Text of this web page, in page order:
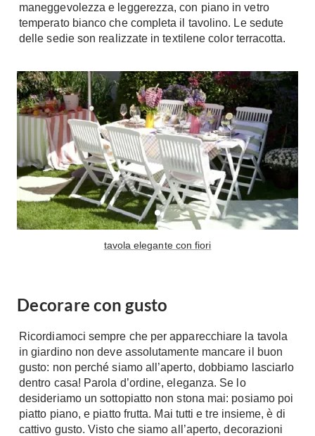
Giardino
Arredo giardino
Gazebo
Fai da te in giardino
Il fai da te in bagno
Bricolage
maneggevolezza e leggerezza, con piano in vetro
temperato bianco che completa il tavolino. Le sedute
delle sedie son realizzate in textilene color terracotta.
tavola elegante con fiori
Decorare con gusto
Ricordiamoci sempre che per apparecchiare la tavola
in giardino non deve assolutamente mancare il buon
gusto: non perché siamo all’aperto, dobbiamo lasciarlo
dentro casa! Parola d’ordine, eleganza. Se lo
desideriamo un sottopiatto non stona mai: posiamo poi
piatto piano, e piatto frutta. Mai tutti e tre insieme, è di
cattivo gusto. Visto che siamo all’aperto, decorazioni